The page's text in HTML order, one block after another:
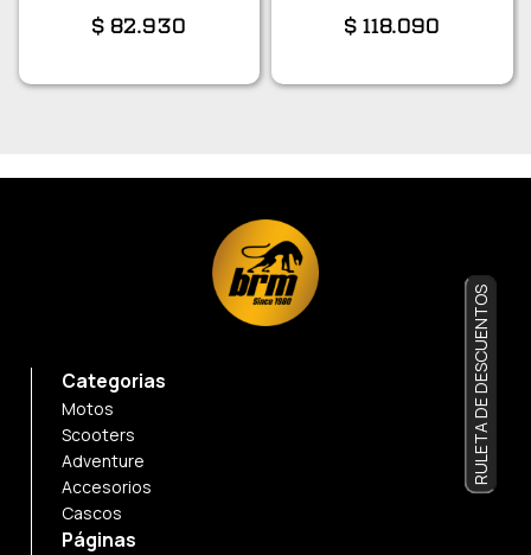
$ 82.930 $118.090
Categorias
Motos
Scooters
Adventure
Accesorios
Cascos
Páginas
RULETA DE DESCUENTOS